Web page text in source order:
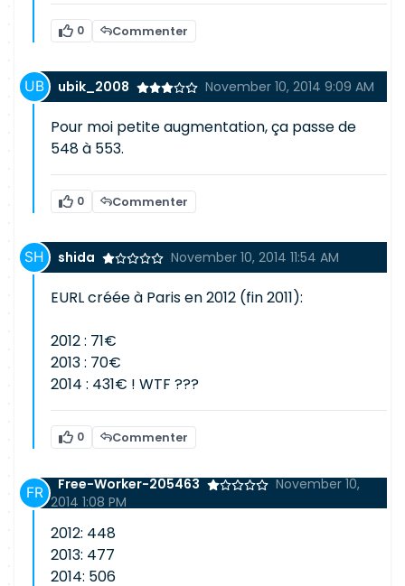
0 Commenter
ubik_2008 November 10, 2014 9:09 AM
Pour moi petite augmentation, ça passe de
548 à 553.
0 Commenter
shida November 10, 2014 11:54 AM
EURL créée à Paris en 2012 (fin 2011):
2012 : 71€
2013 : 70€
2014 : 431€ ! WTF ???
0 Commenter
Free-Worker-205463
November 10,
2014 1:08 PM
2012: 448
2013: 477
2014: 506